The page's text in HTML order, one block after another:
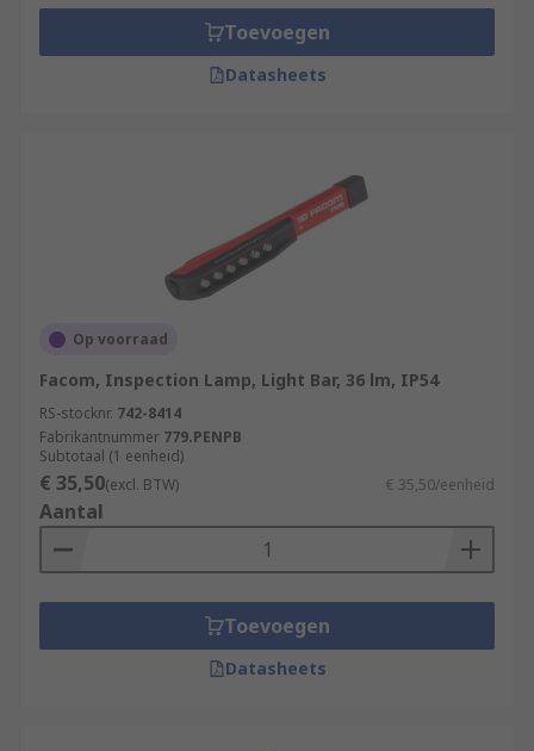
Toevoegen
Datasheets
Op voorraad
Facom, Inspection Lamp, Light Bar, 36 lm, IP54
RS-stocknr. 742-8414
Fabrikantnummer 779.PENPB
Subtotaal (1 eenheid)
€ 35,50(excl. BTW) € 35,50/eenheid
Aantal
Toevoegen
Datasheets